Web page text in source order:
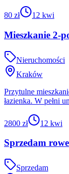
80 zł 12 kwi
Mieszkanie 2-
Nieruchomości
Kraków
Przytulne
łazienka. W pełni
2800 zł 12 kwi
Sprzedam
Sprzedam